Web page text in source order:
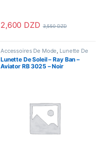
2,600 DZD 3,550DZD
Accessoires De Mode Lunette De
Soleil Femme Lunettes Lunettes
De Soleil ,Lunettes De Soleil
Homme
Lunette De Soleil – Ray Ban –
Aviator RB 3025 – Noir